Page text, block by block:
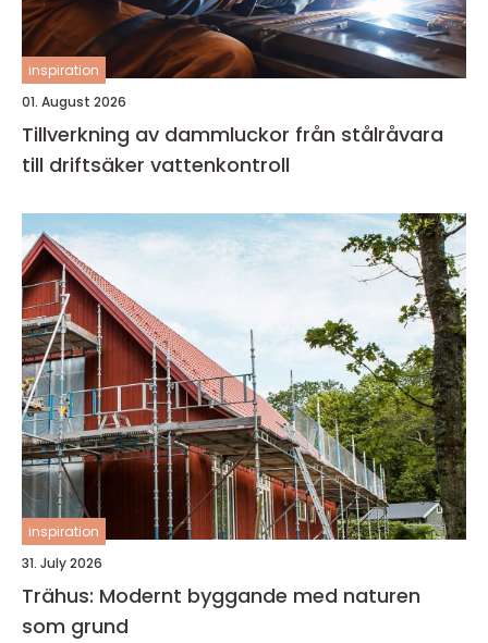
inspiration
01. August 2026
Tillverkning av dammluckor från stålråvara
till driftsäker vattenkontroll
inspiration
31. July 2026
Trähus: Modernt byggande med naturen
som grund